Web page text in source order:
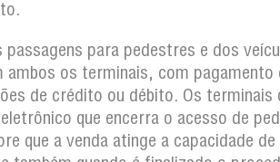
passagens para pedestres e dos
ambos os terminais, com pagamento
de crédito ou débito. Os terminais
que encerra o acesso de
que a venda atinge a capacidade de